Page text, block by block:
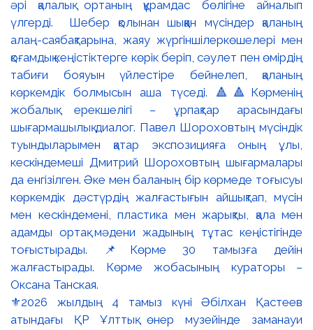
⚜️2026 жылдың 4 тамыз күні Әбілхан Қастеев
атындағы ҚР Ұлттық өнер музейінде заманауи